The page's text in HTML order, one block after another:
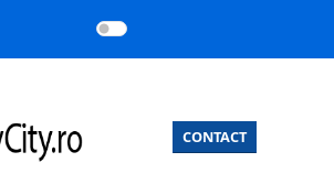
CONTACT